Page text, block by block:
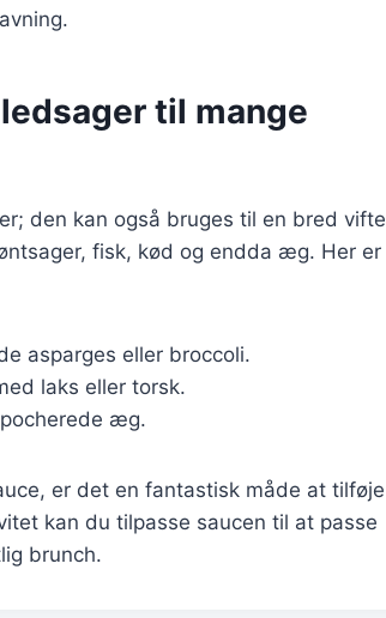
til mange
den kan også bruges til en bred vifte
fisk, kød og endda æg. Her er
asparges eller broccoli.
laks eller torsk.
æg.
er det en fantastisk måde at tilføje
kan du tilpasse saucen til at passe
brunch.